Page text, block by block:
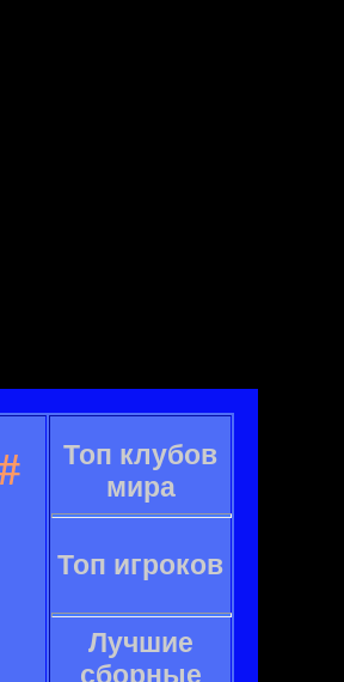
Топ клубов
мира
Топ игроков
Лучшие
сборные